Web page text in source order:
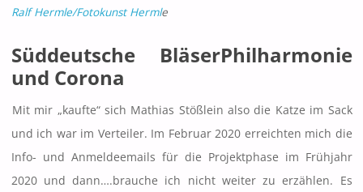
Ralf Hermle/Fotokunst Hermle
Süddeutsche BläserPhilharmonie
und Corona
Mit mir „kaufte“ sich Mathias Stößlein also die Katze im Sack
und ich war im Verteiler. Im Februar 2020 erreichten mich die
Info- und Anmeldeemails für die Projektphase im Frühjahr
2020 und dann….brauche ich nicht weiter zu erzählen. Es